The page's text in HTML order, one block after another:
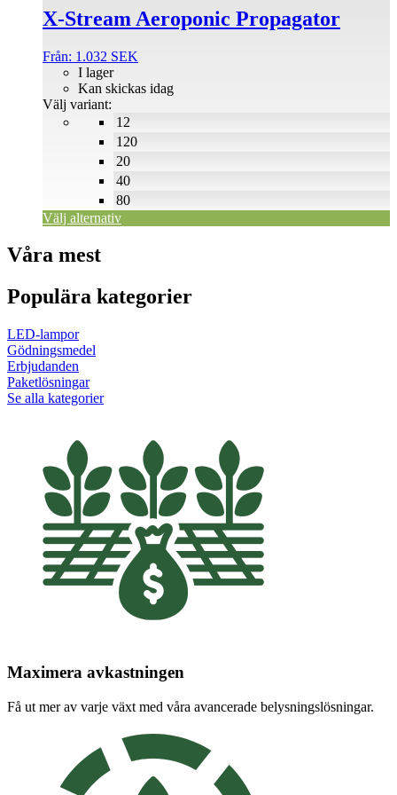
X-Stream Aeroponic Propagator
Från: 1.032 SEK
12
120
20
40
80
I lager
Kan skickas idag
Välj variant:
Välj alternativ
kan
väljas
produktsidan
Våra mest
Populära kategorier
LED-lampor
Gödningsmedel
Erbjudanden
Paketlösningar
Se alla kategorier
Maximera avkastningen
Få ut mer av varje växt med våra avancerade belysningslösningar.